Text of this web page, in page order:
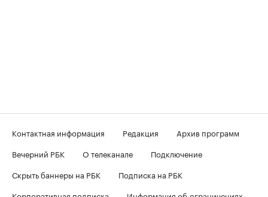
Контактная информация Редакция
Архив программ
Вечерний РБК
О телеканале
Подключение
Скрыть баннеры на РБК
Подписка на РБК